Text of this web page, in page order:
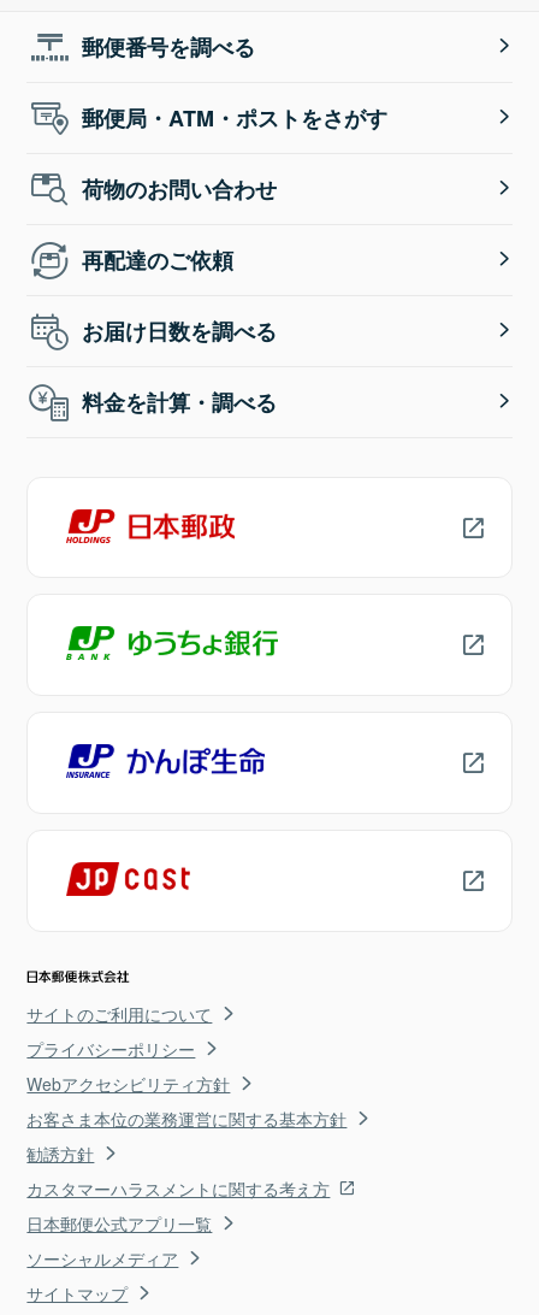
郵便番号を調べる
郵便局・ATM・ポストをさがす
荷物のお問い合わせ
再配達のご依頼
お届け日数を調べる
料金を計算・調べる
サイトのご利用について
プライバシーポリシー
Webアクセシビリティ方針
お客さま本位の業務運営に関する基本方針
勧誘方針
カスタマーハラスメントに関する考え方
日本郵便公式アプリ一覧
ソーシャルメディア
サイトマップ